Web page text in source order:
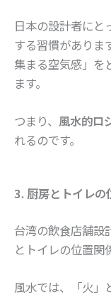
日本の設計者にと
する習慣がありま
集まる空気感」を
ます。
つまり、 風水的ロ
れるのです。
3. 厨房とトイレの
台湾の飲食店舗設
とトイレの位置関
風水では、「火」